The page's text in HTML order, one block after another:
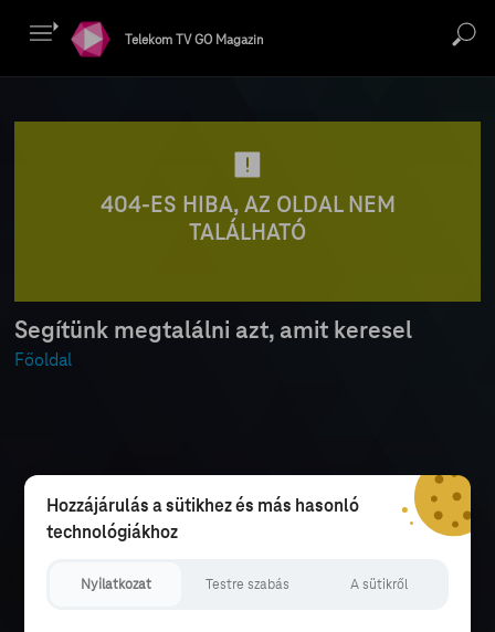
Telekom TV GO Magazin
404-ES HIBA, AZ OLDAL NEM
TALÁLHATÓ
Segítünk megtalálni azt, amit keresel
Főoldal
Hozzájárulás a sütikhez és más hasonló
technológiákhoz
Nyilatkozat Testre szabás A sütikről